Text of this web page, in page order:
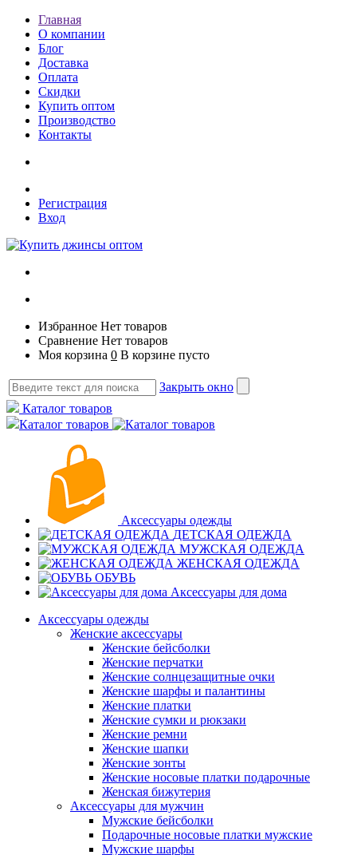
Главная
О компании
Блог
Доставка
Оплата
Скидки
Купить оптом
Производство
Контакты
Регистрация
Вход
Избранное Нет товаров
Сравнение Нет товаров
Моя корзина 0 В корзине пусто
Закрыть окно
Каталог товаров
Каталог товаров
Аксессуары одежды
ДЕТСКАЯ ОДЕЖДА
МУЖСКАЯ ОДЕЖДА
ЖЕНСКАЯ ОДЕЖДА
ОБУВЬ
Аксессуары для дома
Аксессуары одежды
Женские аксессуары
Женские бейсболки
Женские перчатки
Женские солнцезащитные очки
Женские шарфы и палантины
Женские платки
Женские сумки и рюкзаки
Женские ремни
Женские шапки
Женские зонты
Женские носовые платки подарочные
Женская бижутерия
Аксессуары для мужчин
Мужские бейсболки
Подарочные носовые платки мужские
Мужские шарфы